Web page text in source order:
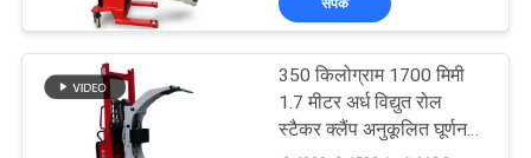
संपर्क
350 किलोग्राम 1700 मिमी
1.7 मीटर अर्ध विद्युत रोल
स्टैकर क्लैंप अनुकूलित घूर्णन